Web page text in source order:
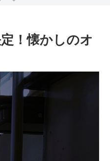
！懐かしのオ